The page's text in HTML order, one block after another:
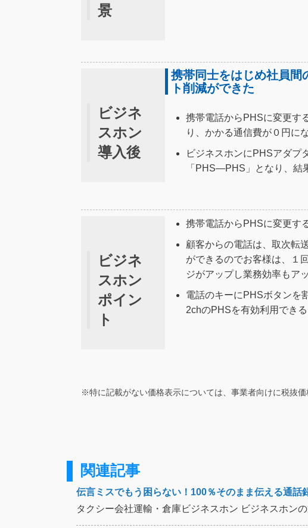
景
ビジネ
スホン
導入後
携帯同士をはじめ社員間
ト削減ができた
携帯電話からPHSに変更す
り、かかる通信費が０円に
ビジネスホンにPHSアダプ
「PHS―PHS」となり、結
ビジネ
スホン
ポイン
ト
携帯電話からPHSに変更す
顧客からの電話は、取次転
ができるのでお客様は、１
ジがアップし業務効率もア
電話のキーにPHSボタンを
2chのPHSを有効利用できる
※特に記載がない価格表示については、事業者向けに税抜価
関連記事
伝言ミスでもう困らない！100％そのまま伝える通
タクシー会社運輸・倉庫ビジネスホン ビジネスホン